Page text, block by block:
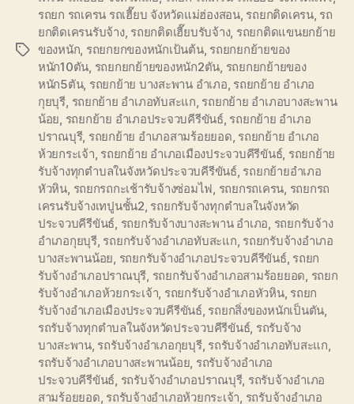
Tags
รถยก รถเครน รถเฮี๊ยบ จังหวัดแม่ฮ่องสอน, รถยกติดเครน, รถ
ยกติดเครนรับจ้าง, รถยกติดเฮี๊ยบรับจ้าง, รถยกติดแขนยกย้าย
ของหนัก รถยกยกของหนักเป้นต้น, รถยกยกย้ายของ
หนัก10ตัน รถยกยกย้ายของหนัก2ตัน รถยกยกย้ายของ
หนัก5ตัน, รถยกย้าย บางสะพาน อำเภอ รถยกย้าย อำเภอ
กุยบุรี รถยกย้าย อำเภอทับสะแก รถยกย้าย อำเภอบางสะพาน
น้อย รถยกย้าย อำเภอประจวบคีรีขันธ์, รถยกย้าย อำเภอ
ปราณบุรี, รถยกย้าย อำเภอสามร้อยยอด รถยกย้าย อำเภอ
ห้วยกระเจ้า รถยกย้าย อำเภอเมืองประจวบคีรีขันธ์, รถยกย้าย
รับจ้างทุกตำบลในจังหวัดประจวบคีรีขันธ์, รถยกย้ายอำเภอ
หัวหิน รถยกรถกะเช้ารับจ้างซ่อมไฟ รถยกรถเครน รถยกรถ
เครนรับจ้างเทปูนชั้น2 รถยกรับจ้างทุกตำบลในจังหวัด
ประจวบคีรีขันธ์ รถยกรับจ้างบางสะพาน อำเภอ รถยกรับจ้าง
อำเภอกุยบุรี, รถยกรับจ้างอำเภอทับสะแก รถยกรับจ้างอำเภอ
บางสะพานน้อย รถยกรับจ้างอำเภอประจวบคีรีขันธ์, รถยก
รับจ้างอำเภอปราณบุรี รถยกรับจ้างอำเภอสามร้อยยอด รถยก
รับจ้างอำเภอห้วยกระเจ้า รถยกรับจ้างอำเภอหัวหิน, รถยก
รับจ้างอำเภอเมืองประจวบคีรีขันธ์, รถยกสิ่งของหนักเป็นตัน
รถรับจ้างทุกตำบลในจังหวัดประจวบคีรีขันธ์, รถรับจ้าง
บางสะพาน, รถรับจ้างอำเภอกุยบุรี, รถรับจ้างอำเภอทับสะแก
รถรับจ้างอำเภอบางสะพานน้อย รถรับจ้างอำเภอ
ประจวบคีรีขันธ์ รถรับจ้างอำเภอปราณบุรี, รถรับจ้างอำเภอ
สามร้อยยอด รถรับจ้างอำเภอห้วยกระเจ้า รถรับจ้างอำเภอ